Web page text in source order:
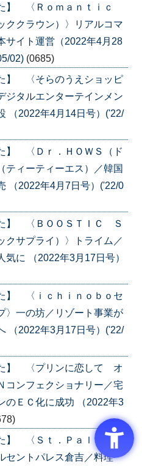
】 〈Ｒｏｍａｎｔｉｃ
ククラウン）〉リアルコマ
サイト運営（2022年4月28
02) (0685)
】 〈そらのうえショッピ
ジタルエンターテインメン
（2022年4月14日号）('22/
】 〈Ｄｒ．ＨＯＷＳ（ド
ティーティーエス）／韓国
（2022年4月7日号）('22/0
】 〈ＢＯＯＳＴＩＣ Ｓ
クサプライ）〉トライム／
に （2022年3月17日号）
】 〈ｉｃｈｉｎｏｂｏセ
〉一の坊／リゾート事業が
（2022年3月17日号）('22/
】 〈プリンに恋して オ
コンフェクショナリー／宅
のＥＣ化に成功 （2022年3
】 〈Ｓｔ．Ｐａｌａｃｅ
セントパレス倉吉／料理